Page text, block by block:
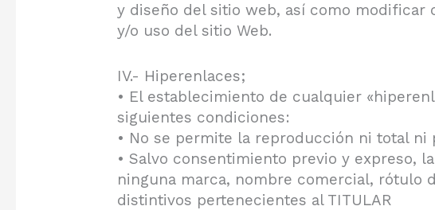
y diseño del sitio web, así como modificar
y/o uso del sitio Web.
IV.- Hiperenlaces;
• El establecimiento de cualquier
siguientes condiciones:
• No se permite la reproducción ni total
• Salvo consentimiento previo y expreso,
ninguna marca, nombre comercial, rótulo
distintivos pertenecientes al TITULAR